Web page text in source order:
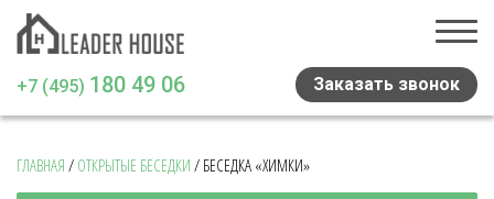
+7 (495) 180 49 06 Заказать звонок
Главная
ГЛАВНАЯ / ОТКРЫТЫЕ БЕСЕДКИ / БЕСЕДКА «ХИМКИ»